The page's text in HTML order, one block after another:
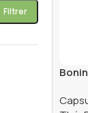
Filtrer